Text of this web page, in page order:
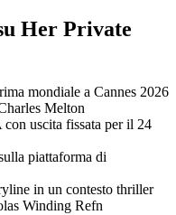
Her Private
mondiale a Cannes 2026
Melton
uscita fissata per il 24
piattaforma di
in un contesto thriller
Winding Refn